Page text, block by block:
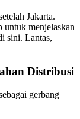
Jakarta.
untuk menjelaskan
sini. Lantas,
Distribusi
gerbang